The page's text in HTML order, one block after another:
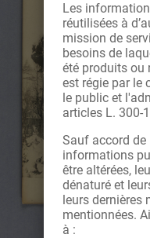
Les
réutilisées à
mission de
besoins de
été produits ou
est régie par le
le public et
articles L. 300-
Sauf accord de
informations
être altérées,
dénaturé et
leurs dernières
mentionnées.
à :